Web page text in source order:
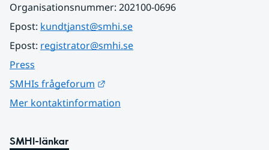
Organisationsnummer: 202100-0696
Epost: kundtjanst@smhi.se
Epost: registrator@smhi.se
Press
SMHIs frågeforum
Mer kontaktinformation
SMHI-länkar